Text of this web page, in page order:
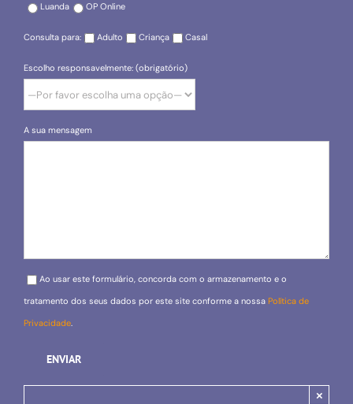
Luanda OP Online
Consulta para: Adulto Criança Casal
Escolho responsavelmente: (obrigatório)
A sua mensagem
Please leave this field empty.
Ao usar este formulário, concorda com o armazenamento e o
tratamento dos seus dados por este site conforme a nossa Política de
Privacidade.
×